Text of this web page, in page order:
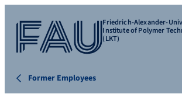
Friedrich-Alexander-
Institute of Polymer
(LKT)
Former Employees